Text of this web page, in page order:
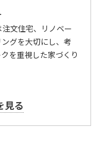
文住宅、リノベー
グを大切にし、考
を重視した家づくり
見る